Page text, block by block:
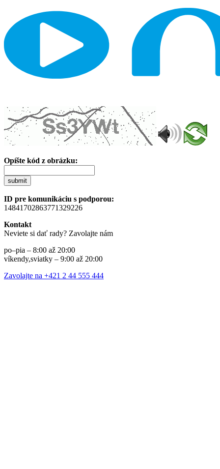
Opíšte kód z obrázku:
submit
ID pre komunikáciu s podporou:
14841702863771329226
Kontakt
Neviete si dať rady? Zavolajte nám
po–pia – 8:00 až 20:00
víkendy,sviatky – 9:00 až 20:00
Zavolajte na +421 2 44 555 444